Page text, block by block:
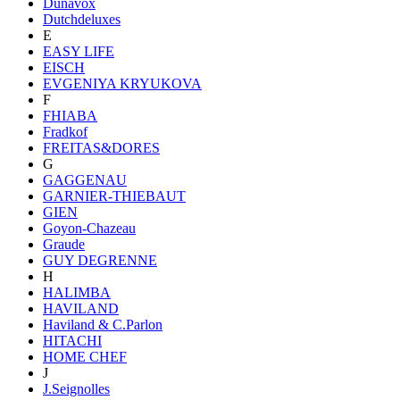
Dutchdeluxes
E
EASY LIFE
EISCH
EVGENIYA KRYUKOVA
F
FHIABA
Fradkof
FREITAS&DORES
G
GAGGENAU
GARNIER-THIEBAUT
GIEN
Goyon-Chazeau
Graude
GUY DEGRENNE
H
HALIMBA
HAVILAND
Haviland & C.Parlon
HITACHI
HOME CHEF
J
J.Seignolles